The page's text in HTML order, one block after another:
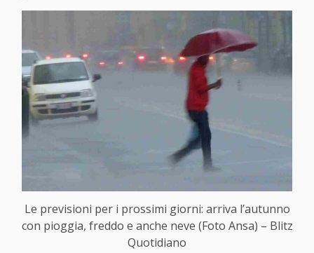
Le previsioni per i prossimi giorni: arriva l’autunno
con pioggia, freddo e anche neve (Foto Ansa) – Blitz
Quotidiano